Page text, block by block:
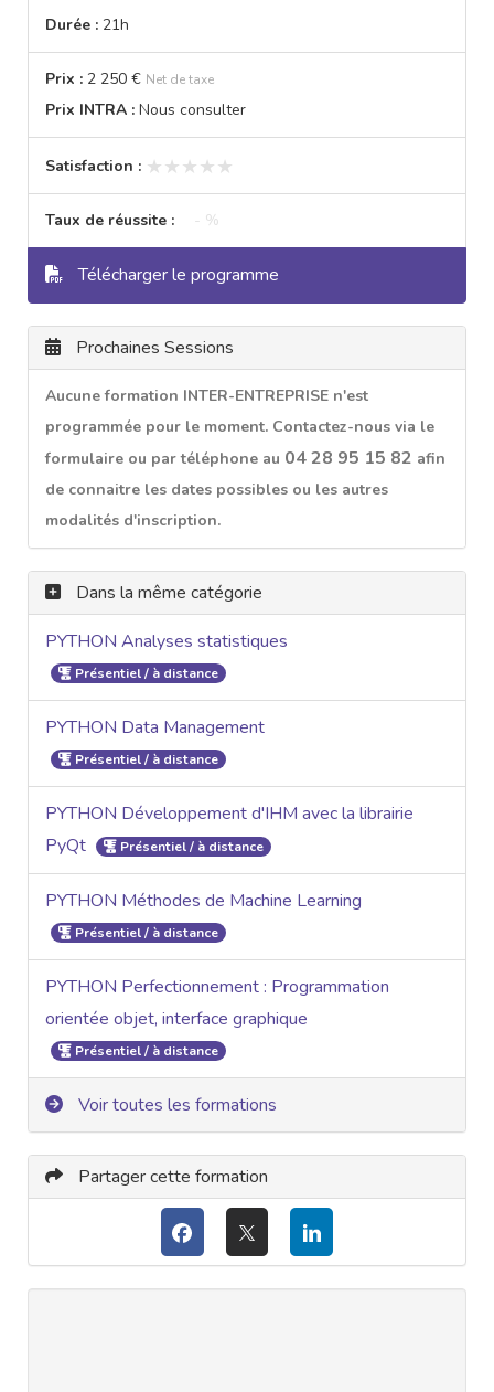
Durée : 21h
Prix : 2 250 € Net de taxe
Prix INTRA : Nous consulter
Satisfaction : ★★★★★
★★★★★
Taux de réussite : - %
Télécharger le programme
Prochaines Sessions
Aucune formation INTER-ENTREPRISE n'est
programmée pour le moment. Contactez-nous via le
formulaire ou par téléphone au 04 28 95 15 82 afin
de connaitre les dates possibles ou les autres
modalités d'inscription.
Dans la même catégorie
PYTHON Analyses statistiques
Présentiel / à distance
PYTHON Data Management
Présentiel / à distance
PYTHON Développement d'IHM avec la librairie
PyQt
Présentiel / à distance
PYTHON Méthodes de Machine Learning
Présentiel / à distance
PYTHON Perfectionnement : Programmation
orientée objet, interface graphique
Présentiel / à distance
Voir toutes les formations
Partager cette formation